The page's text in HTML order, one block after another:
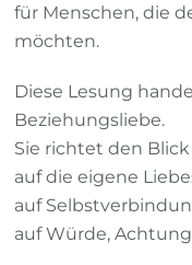
für Menschen, die
möchten.
Diese Lesung
Beziehungsliebe.
Sie richtet den
auf die eigene
auf
auf Würde,